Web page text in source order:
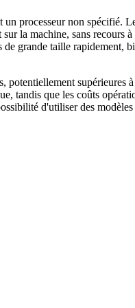
processeur non spécifié.
la machine, sans recours
grande taille rapidement,
potentiellement supérieures
tandis que les coûts
d'utiliser des modèles